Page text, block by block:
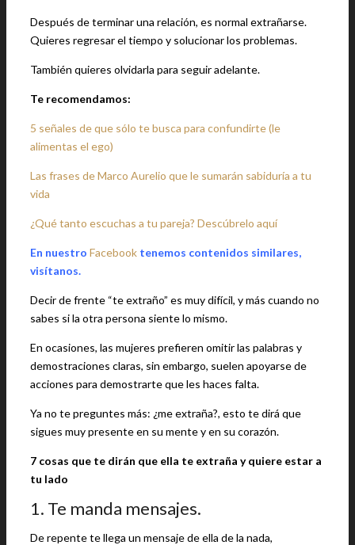
Después de terminar una relación, es normal extrañarse.
Quieres regresar el tiempo y solucionar los problemas.
También quieres olvidarla para seguir adelante.
Te recomendamos:
5 señales de que sólo te busca para confundirte (le
alimentas el ego)
Las frases de Marco Aurelio que le sumarán sabiduría a tu
vida
¿Qué tanto escuchas a tu pareja? Descúbrelo aquí
En nuestro Facebook tenemos contenidos similares,
visítanos.
Decir de frente “te extraño” es muy difícil, y más cuando no
sabes si la otra persona siente lo mismo.
En ocasiones, las mujeres prefieren omitir las palabras y
demostraciones claras, sin embargo, suelen apoyarse de
acciones para demostrarte que les haces falta.
Ya no te preguntes más: ¿me extraña?, esto te dirá que
sigues muy presente en su mente y en su corazón.
7 cosas que te dirán que ella te extraña y quiere estar a
tu lado
1. Te manda mensajes.
De repente te llega un mensaje de ella de la nada,